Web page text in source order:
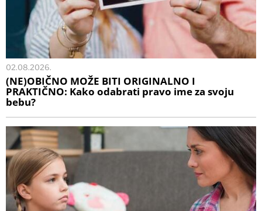
02.08.2026.
(NE)OBIČNO MOŽE BITI ORIGINALNO I
PRAKTIČNO: Kako odabrati pravo ime za svoju
bebu?